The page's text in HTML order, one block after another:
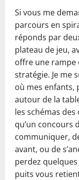
Si vous me
parcours en
réponds par
plateau de jeu,
offre une rampe
stratégie. Je me
où mes enfants,
autour de la
les schémas des
qu’un concours
communiquer,
avant, ou de
perdez
puits vous